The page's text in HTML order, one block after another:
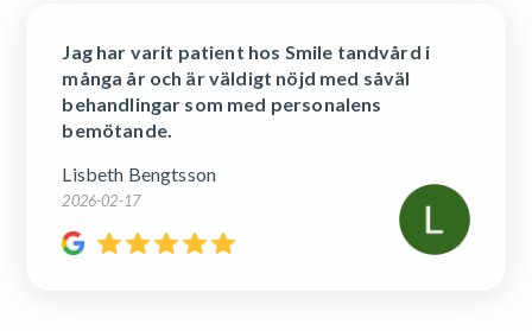
Bo Palm
2026-01-27